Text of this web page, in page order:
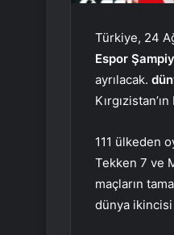
Türkiye, 24
Espor
ayrılacak.
111 ülkeden
Tekken 7 ve
maçların
dünya ikincisi